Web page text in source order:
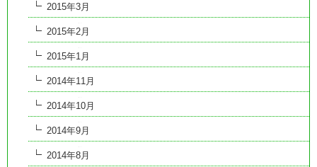
2015年3月
2015年2月
2015年1月
2014年11月
2014年10月
2014年9月
2014年8月